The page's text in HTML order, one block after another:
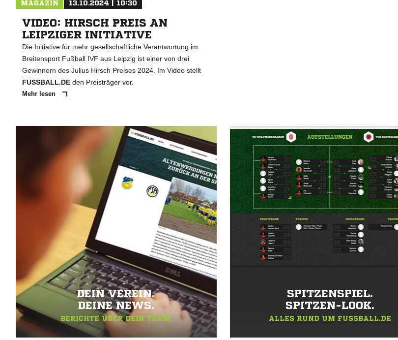
MAGAZIN 13.10.2024 | 10:30
VIDEO: HIRSCH PREIS AN
LEIPZIGER INITIATIVE
Die Initiative für mehr gesellschaftliche Verantwortung im
Breitensport Fußball IVF aus Leipzig ist einer von drei
Gewinnern des Julius Hirsch Preises 2024. Im Video stellt
FUSSBALL.DE den Preisträger vor.
Mehr lesen
DEIN VEREIN.
DEINE NEWS.
BERICHTE ÜBER DEIN TEAM.
SPITZENSPIEL.
SPITZEN-LOOK.
ALLES RUND UM FUSSBALL.DE